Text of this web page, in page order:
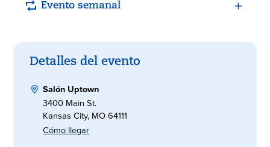
Evento semanal
Detalles del evento
Salón Uptown
3400 Main St.
Kansas City, MO 64111
Cómo llegar